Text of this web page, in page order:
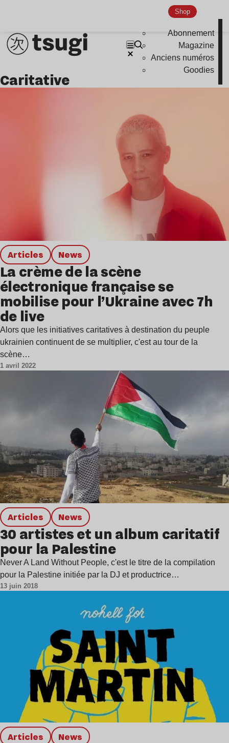
Shop
Abonnement
Magazine
Anciens numéros
Goodies
caritative
Articles news
La crème de la scène
électronique française se
mobilise pour l’Ukraine avec 7h
de live
Alors que les initiatives caritatives à destination du peuple
ukrainien continuent de se multiplier, c'est au tour de la
scène…
1 avril 2022
Articles news
30 artistes et un album caritatif
pour la Palestine
Never A Land Without People, c'est le titre de la compilation
pour la Palestine initiée par la DJ et productrice…
13 juin 2018
Articles news